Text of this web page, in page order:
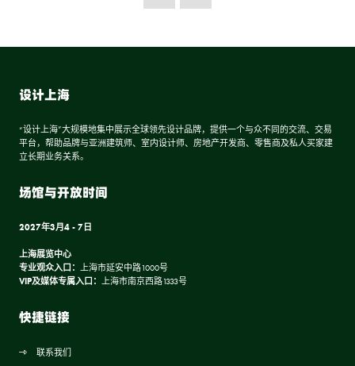
设计上海
“设计上海”大规模地集中展示全球领先设计品牌，提供一个与众不同的交流、交易
平台，帮助品牌与亚洲建筑师、室内设计师、房地产开发商、零售商及私人买家建
立长期业务关系。
场馆与开放时间
2027年3月4 - 7日
上海展览中心
专业观众入口： 上海市延安中路1000号
VIP及媒体专属入口： 上海市南京西路1333号
快捷链接
联系我们